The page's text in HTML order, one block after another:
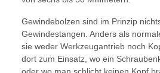
Gewindebolzen sind im Prinzip
Gewindestangen. Anders als
sie weder Werkzeugantrieb noch
dort zum Einsatz, wo ein